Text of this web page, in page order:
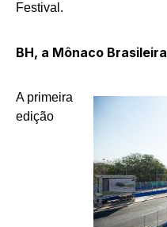
Festival.
BH, a Mônaco Brasileira
A primeira
edição